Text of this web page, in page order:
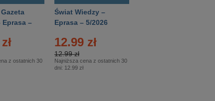
Eprasa –
z ostatnich 30
Świat Wiedzy –
Eprasa – 5/2026
12.99 zł
12.99 zł
Najniższa cena z ostatnich 30
dni: 12.99 zł